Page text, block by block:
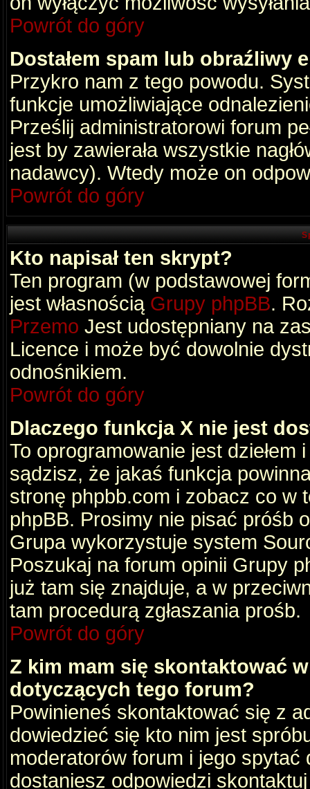
Powrót do góry
Dostałem spam lub obraźliwy
Przykro nam z tego powodu.
funkcje umożliwiające
Prześlij administratorowi forum
jest by zawierała wszystkie
nadawcy). Wtedy może on
Powrót do góry
Kto napisał ten skrypt?
Ten program (w podstawowej
jest własnością Grupy phpBB.
Przemo Jest udostępniany na
Licence i może być dowolnie
odnośnikiem.
Powrót do góry
Dlaczego funkcja X nie jest
To oprogramowanie jest dziełem
sądzisz, że jakaś funkcja
stronę phpbb.com i zobacz co w
phpBB. Prosimy nie pisać próśb
Grupa wykorzystuje system
Poszukaj na forum opinii Grupy
już tam się znajduje, a w
tam procedurą zgłaszania prośb.
Powrót do góry
Z kim mam się skontaktować
dotyczących tego forum?
Powinieneś skontaktować się z
dowiedzieć się kto nim jest
moderatorów forum i jego
dostaniesz odpowiedzi